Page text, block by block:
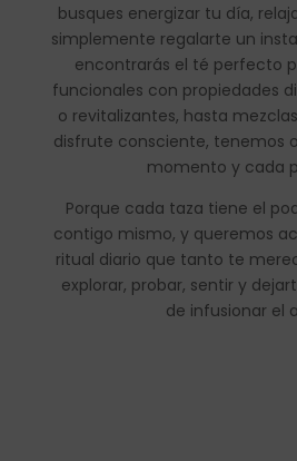
busques energizar tu día,
simplemente regalarte un
encontrarás el té perfecto
funcionales con propiedades
o revitalizantes, hasta
disfrute consciente, tenemos
momento y cada
Porque cada taza tiene el
contigo mismo, y queremos
ritual diario que tanto te
explorar, probar, sentir y
de infusionar el